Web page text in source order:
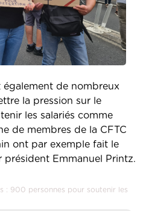
également de nombreux
la pression sur le
les salariés comme
de membres de la CFTC
ont par exemple fait le
président Emmanuel Printz.
: 900 personnes pour soutenir les